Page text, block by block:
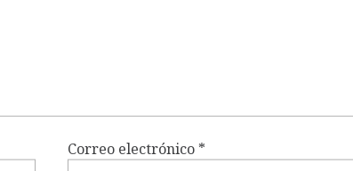
Correo electrónico *